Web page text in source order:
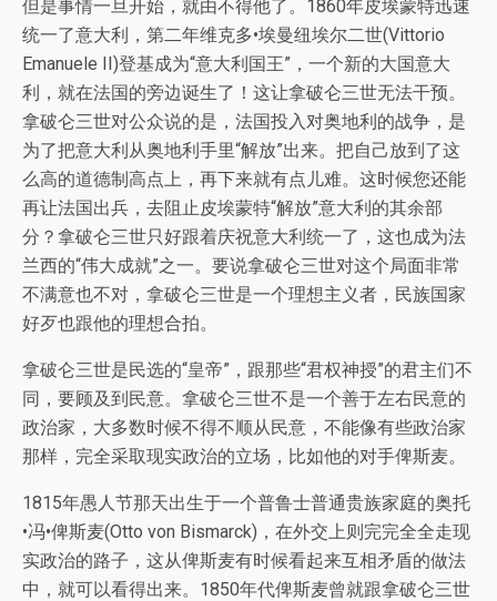
但是事情一旦开始，就由不得他了。1860年皮埃蒙特迅速
统一了意大利，第二年维克多•埃曼纽埃尔二世(Vittorio
Emanuele II)登基成为“意大利国王”，一个新的大国意大
利，就在法国的旁边诞生了！这让拿破仑三世无法干预。
拿破仑三世对公众说的是，法国投入对奥地利的战争，是
为了把意大利从奥地利手里“解放”出来。把自己放到了这
么高的道德制高点上，再下来就有点儿难。这时候您还能
再让法国出兵，去阻止皮埃蒙特“解放”意大利的其余部
分？拿破仑三世只好跟着庆祝意大利统一了，这也成为法
兰西的“伟大成就”之一。要说拿破仑三世对这个局面非常
不满意也不对，拿破仑三世是一个理想主义者，民族国家
好歹也跟他的理想合拍。
拿破仑三世是民选的“皇帝”，跟那些“君权神授”的君主们不
同，要顾及到民意。拿破仑三世不是一个善于左右民意的
政治家，大多数时候不得不顺从民意，不能像有些政治家
那样，完全采取现实政治的立场，比如他的对手俾斯麦。
1815年愚人节那天出生于一个普鲁士普通贵族家庭的奥托
•冯•俾斯麦(Otto von Bismarck)，在外交上则完完全全走现
实政治的路子，这从俾斯麦有时候看起来互相矛盾的做法
中，就可以看得出来。1850年代俾斯麦曾就跟拿破仑三世